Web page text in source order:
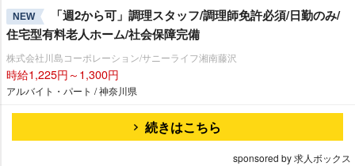
NEW
「週2から可」調理スタッフ/調理師免許必須/日勤のみ/
住宅型有料老人ホーム/社会保障完備
株式会社川島コーポレーション/サニーライフ湘南藤沢
時給1,225円～1,300円
アルバイト・パート / 神奈川県
続きはこちら
sponsored by 求人ボックス